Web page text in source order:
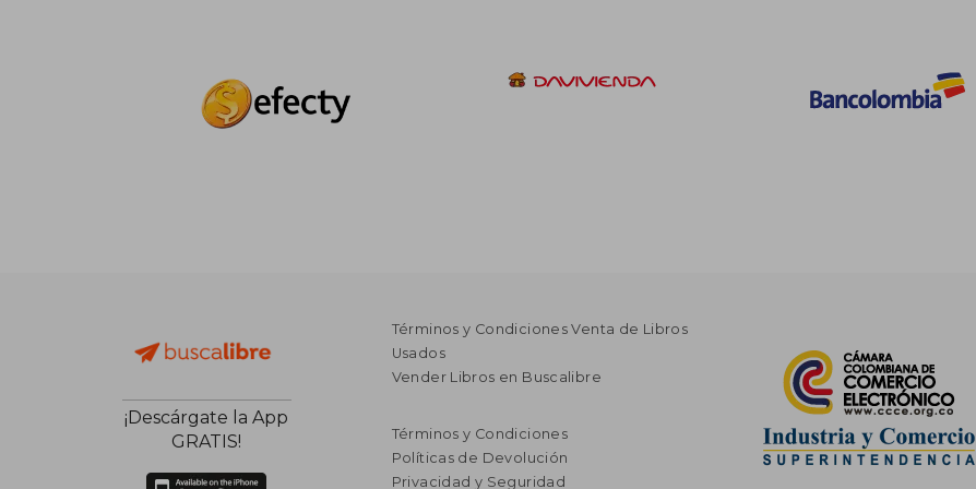
¡Descárgate la App
GRATIS!
Términos y Condiciones Venta de Libros
Usados
Vender Libros en Buscalibre
Términos y Condiciones
Políticas de Devolución
Privacidad y Seguridad